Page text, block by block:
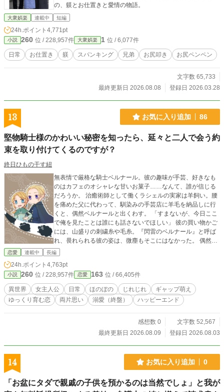
の、躾とお仕置きと愛情の物語。
大衆娯楽 連載中 短編
24h.ポイント 4,771pt
小説 260 位 / 228,957件 大衆娯楽 1 位 / 6,077件
日常 お仕置き 躾 スパンキング 兄弟 お尻叩き お尻ペンペン
文字数 65,733
最終更新日 2026.08.08
登録日 2026.03.28
13 お気に入り追加 86
堅物騎士様のかわいい秘密を知ったら、延々と二人で会う約
束を取り付けてくるのですが？
終日ひもの干す紐
無表情で厳格な騎士ベルナール。彼の趣味が手芸、好きなも
のはカフェのオシャレな甘いお菓子……なんて、誰が信じる
だろうか。 治癒術師として働くラシェルの実家は羊飼い。腰
を痛めた父に代わって、馴染みの手芸店に羊毛を納品しに行
くと、偶然ベルナールと出くわす。 「すまないが、今日ここ
で俺を見たことは誰にも話さないでほしい」 彼の買い物かご
には、山盛りの刺繍糸や毛糸。『閃雷のベルナール』と呼ば
れ、畏れられる彼の姿は、微塵もそこにはなかった。 偶然ベ
ルナールの秘密を握ってしまったラシェル。秘密にすると約
絡んできた挙句二人で会おうとお願いされて……？ ＊ ＊
＊ 他のサイトでも投稿しています。 基本的に1日2回（昼と
夜）更新予定です。
恋愛 連載中 長編
24h.ポイント 4,763pt
小説 260 位 / 228,957件 恋愛 163 位 / 66,405件
異世界 女主人公 日常 ほのぼの じれじれ
ギャップ萌え
ゆっくり育む恋
両片思い 溺愛（終盤） ハッピーエンド
感想数 0
文字数 52,567
最終更新日 2026.08.09
登録日 2026.08.03
14 お気に入り追加 0
「お盆にタダで親戚の子供を預かるのは当然でしょ」と我が